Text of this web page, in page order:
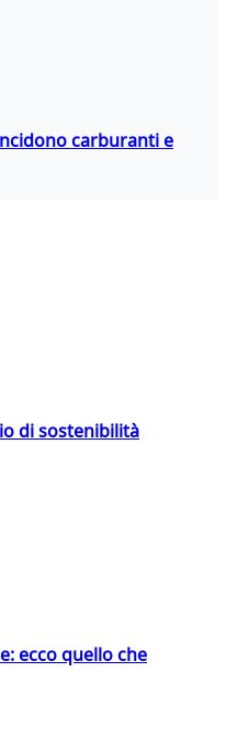
carburanti e
di sostenibilità
ecco quello che